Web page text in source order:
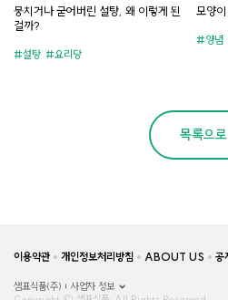
뭉치거나 굳어버린 설탕, 왜 이렇게 된
걸까?
설탕 요리당
모양
양념
목록으로
이용약관 개인정보처리방침 ABOUT US 공
샘표식품(주)
사업자 정보